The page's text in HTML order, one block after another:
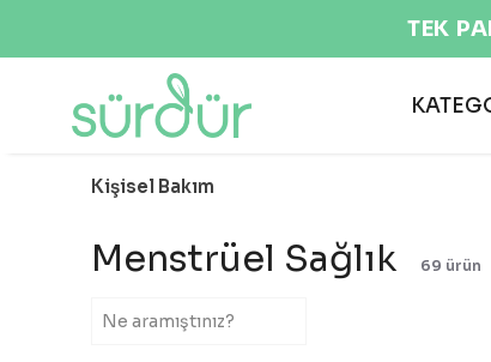
Kişisel Bakım
Menstrüel Sağlık 69 ürün